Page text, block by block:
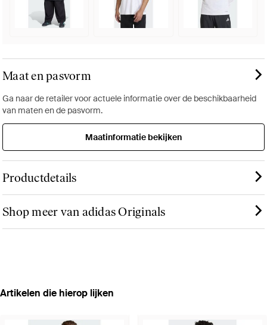
Maat en pasvorm
Ga naar de retailer voor actuele informatie over de beschikbaarheid
van maten en de pasvorm.
Maatinformatie bekijken
Productdetails
Shop meer van adidas Originals
Artikelen die hierop lijken